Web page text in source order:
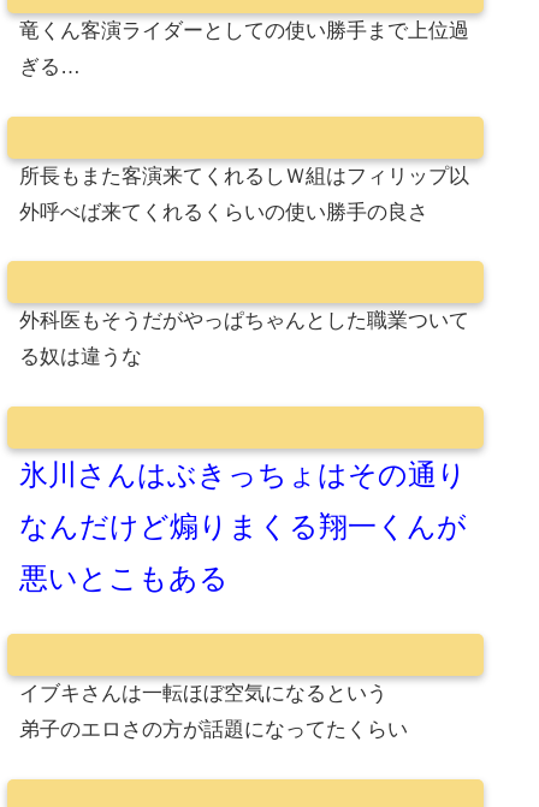
竜くん客演ライダーとしての使い勝手まで上位過
ぎる…
所長もまた客演来てくれるしＷ組はフィリップ以
外呼べば来てくれるくらいの使い勝手の良さ
外科医もそうだがやっぱちゃんとした職業ついて
る奴は違うな
氷川さんはぶきっちょはその通り
なんだけど煽りまくる翔一くんが
悪いとこもある
イブキさんは一転ほぼ空気になるという
弟子のエロさの方が話題になってたくらい